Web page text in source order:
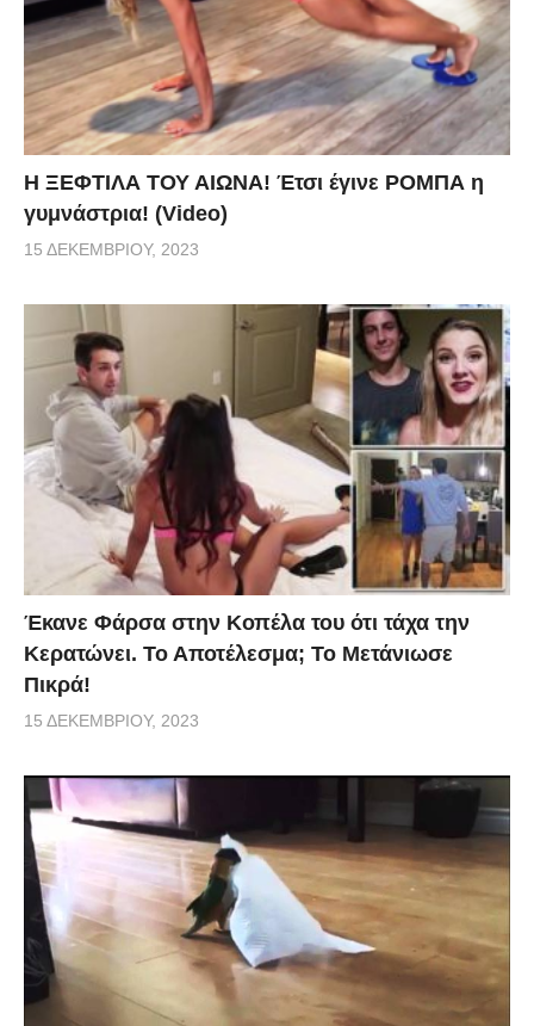
Η ΞΕΦΤΙΛΑ ΤΟΥ ΑΙΩΝΑ! Έτσι έγινε ΡΟΜΠΑ η
γυμνάστρια! (Video)
15 ΔΕΚΕΜΒΡΊΟΥ, 2023
Έκανε Φάρσα στην Κοπέλα του ότι τάχα την
Κερατώνει. Το Αποτέλεσμα; Το Μετάνιωσε
Πικρά!
15 ΔΕΚΕΜΒΡΊΟΥ, 2023